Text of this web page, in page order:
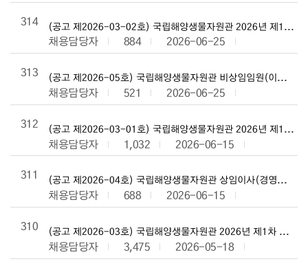
314
(공고 제2026-03-02호) 국립해양생물자원관 2026년 제1차 신
채용담당자 884
2026-06-25
313
(공고 제2026-05호) 국립해양생물자원관 비상임임원(이사·감
채용담당자 521
2026-06-25
312
(공고 제2026-03-01호) 국립해양생물자원관 2026년 제1차 신
채용담당자 1,032
2026-06-15
311
(공고 제2026-04호) 국립해양생물자원관 상임이사(경영관리본
채용담당자 688
2026-06-15
310
(공고 제2026-03호) 국립해양생물자원관 2026년 제1차 신규
채용담당자 3,475
2026-05-18